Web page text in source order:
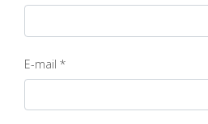
E-mail *